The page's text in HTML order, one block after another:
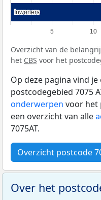
5 10
Inwoners
Inwoners
Overzicht van de
het CBS voor het
Op deze pagina vind je
postcodegebied 7075
onderwerpen voor het
een overzicht van alle
7075AT.
Overzicht postcode
Over het